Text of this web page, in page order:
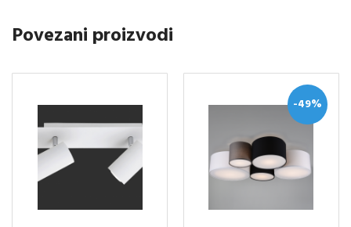
Povezani proizvodi
-49%